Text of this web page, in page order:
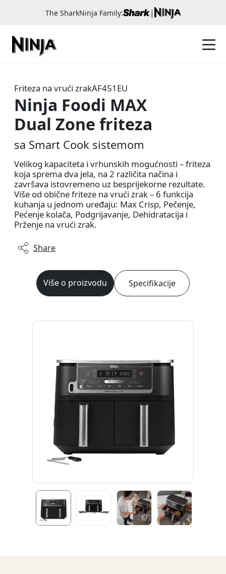
The SharkNinja Family: |
Friteza na vrući zrakAF451EU
Ninja Foodi MAX
Dual Zone friteza
sa Smart Cook sistemom
Velikog kapaciteta i vrhunskih mogućnosti – friteza
koja sprema dva jela, na 2 različita načina i
završava istovremeno uz besprijekorne rezultate.
Više od obične friteze na vrući zrak – 6 funkcija
kuhanja u jednom uređaju: Max Crisp, Pečenje,
Pećenje kolača, Podgrijavanje, Dehidratacija i
Prženje na vrući zrak.
Share
Više o proizvodu Specifikacije